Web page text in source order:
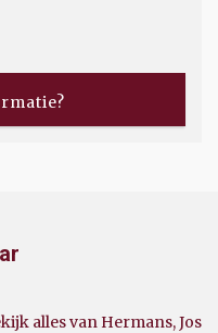
alles van Hermans, Jos